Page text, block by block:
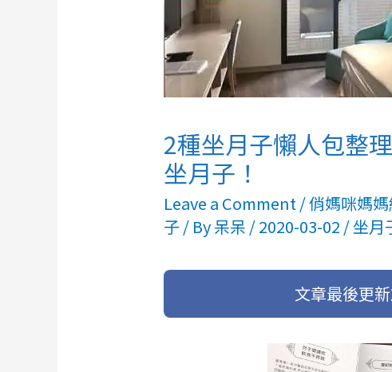
2種坐月子懶人包整
坐月子！
Leave a Comment /俏媽咪媽
子/ By呆呆 /2020-03-02 /坐月
文章最後更